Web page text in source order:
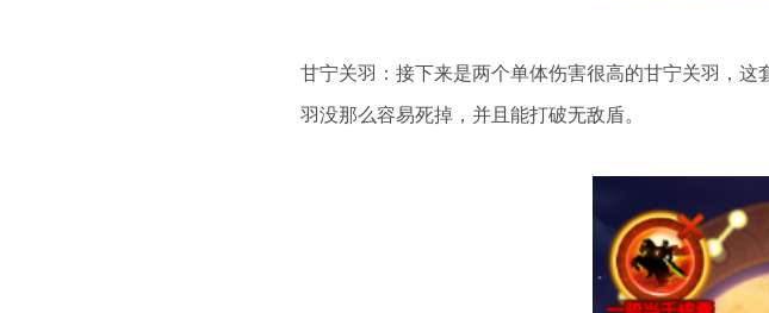
甘宁关羽：接下来是两个单体伤害很高的甘宁关羽，
羽没那么容易死掉，并且能打破无敌盾。